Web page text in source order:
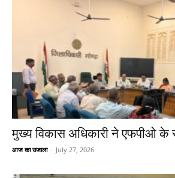
मुख्य विकास अधिकारी ने एफपीओ के
आज का उजाला - July 27, 2026